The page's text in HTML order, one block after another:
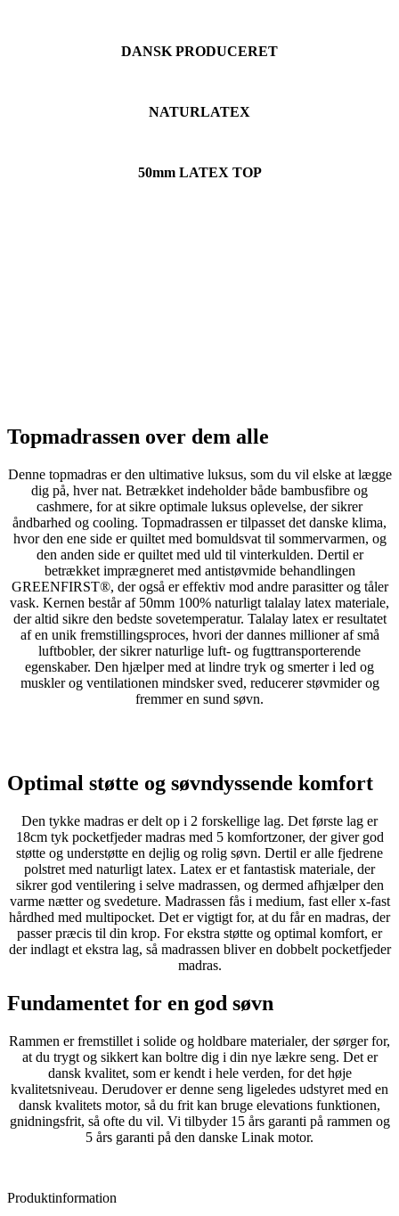
DANSK PRODUCERET
NATURLATEX
50mm LATEX TOP
Topmadrassen over dem alle
Denne topmadras er den ultimative luksus, som du vil elske at lægge
dig på, hver nat. Betrækket indeholder både bambusfibre og
cashmere, for at sikre optimale luksus oplevelse, der sikrer
åndbarhed og cooling. Topmadrassen er tilpasset det danske klima,
hvor den ene side er quiltet med bomuldsvat til sommervarmen, og
den anden side er quiltet med uld til vinterkulden. Dertil er
betrækket imprægneret med antistøvmide behandlingen
GREENFIRST®, der også er effektiv mod andre parasitter og tåler
vask. Kernen består af 50mm 100% naturligt talalay latex materiale,
der altid sikre den bedste sovetemperatur. Talalay latex er resultatet
af en unik fremstillingsproces, hvori der dannes millioner af små
luftbobler, der sikrer naturlige luft- og fugttransporterende
egenskaber. Den hjælper med at lindre tryk og smerter i led og
muskler og ventilationen mindsker sved, reducerer støvmider og
fremmer en sund søvn.
Optimal støtte og søvndyssende komfort
Den tykke madras er delt op i 2 forskellige lag. Det første lag er
18cm tyk pocketfjeder madras med 5 komfortzoner, der giver god
støtte og understøtte en dejlig og rolig søvn. Dertil er alle fjedrene
polstret med naturligt latex. Latex er et fantastisk materiale, der
sikrer god ventilering i selve madrassen, og dermed afhjælper den
varme nætter og svedeture. Madrassen fås i medium, fast eller x-fast
hårdhed med multipocket. Det er vigtigt for, at du får en madras, der
passer præcis til din krop. For ekstra støtte og optimal komfort, er
der indlagt et ekstra lag, så madrassen bliver en dobbelt pocketfjeder
madras.
Fundamentet for en god søvn
Rammen er fremstillet i solide og holdbare materialer, der sørger for,
at du trygt og sikkert kan boltre dig i din nye lækre seng. Det er
dansk kvalitet, som er kendt i hele verden, for det høje
kvalitetsniveau. Derudover er denne seng ligeledes udstyret med en
dansk kvalitets motor, så du frit kan bruge elevations funktionen,
gnidningsfrit, så ofte du vil. Vi tilbyder 15 års garanti på rammen og
5 års garanti på den danske Linak motor.
Produktinformation